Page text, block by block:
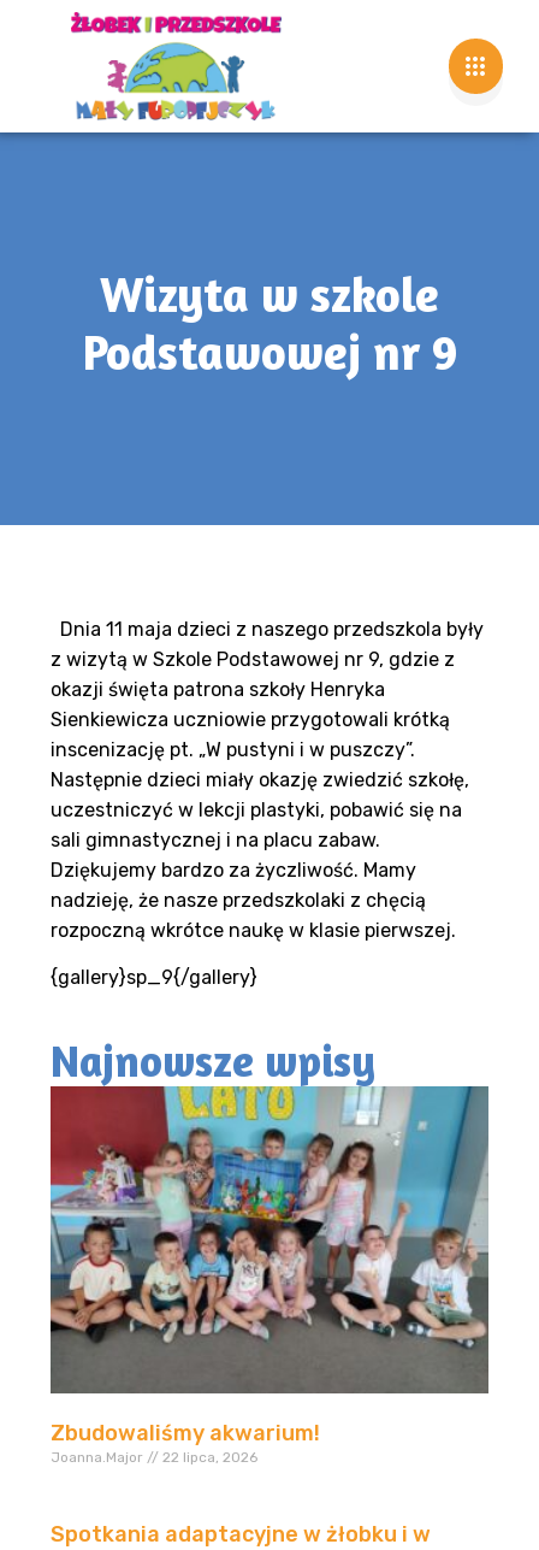
Wizyta w szkole
Podstawowej nr 9
Dnia 11 maja dzieci z naszego przedszkola były
z wizytą w Szkole Podstawowej nr 9, gdzie z
okazji święta patrona szkoły Henryka
Sienkiewicza uczniowie przygotowali krótką
inscenizację pt. „W pustyni i w puszczy”.
Następnie dzieci miały okazję zwiedzić szkołę,
uczestniczyć w lekcji plastyki, pobawić się na
sali gimnastycznej i na placu zabaw.
Dziękujemy bardzo za życzliwość. Mamy
nadzieję, że nasze przedszkolaki z chęcią
rozpoczną wkrótce naukę w klasie pierwszej.
{gallery}sp_9{/gallery}
Najnowsze wpisy
Zbudowaliśmy akwarium!
Joanna.Major 22 lipca, 2026
Spotkania adaptacyjne w żłobku i w